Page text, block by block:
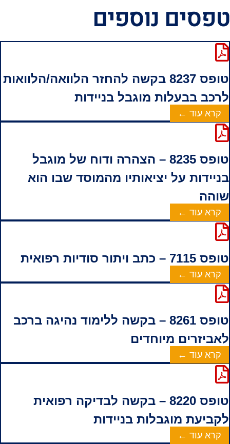
טפסים נוספים
טופס 8237 בקשה להחזר הלוואה/הלוואות
לרכב בבעלות מוגבל בניידות ‏‏
קרא עוד ←
טופס 8235 – הצהרה ודוח של מוגבל
בניידות על יציאותיו מהמוסד שבו הוא
שוהה
קרא עוד ←
טופס 7115 – כתב ויתור סודיות רפואית
קרא עוד ←
טופס 8261 – בקשה ללימוד נהיגה ברכב
לאביזרים מיוחדים
קרא עוד ←
טופס 8220 – בקשה לבדיקה רפואית
לקביעת מוגבלות בניידות
קרא עוד ←